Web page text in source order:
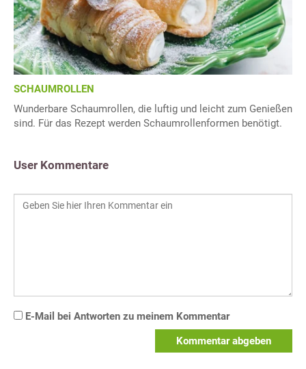
SCHAUMROLLEN
Wunderbare Schaumrollen, die luftig und leicht zum Genießen
sind. Für das Rezept werden Schaumrollenformen benötigt.
User Kommentare
E-Mail bei Antworten zu meinem Kommentar
Kommentar abgeben